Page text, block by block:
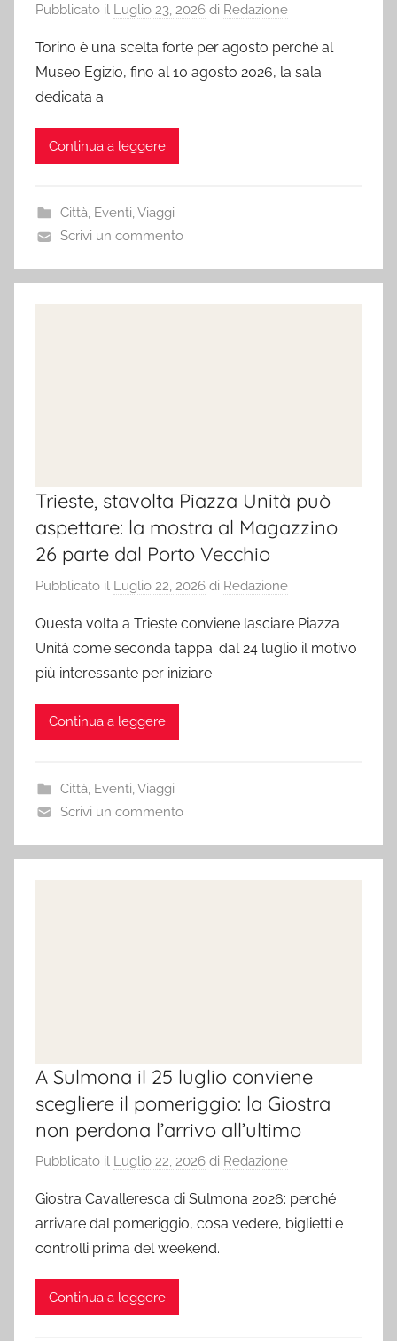
Pubblicato il Luglio 23, 2026 di Redazione
Torino è una scelta forte per agosto perché al
Museo Egizio, fino al 10 agosto 2026, la sala
dedicata a
Continua a leggere
Città, Eventi,Viaggi
Scrivi un commento
Trieste, stavolta Piazza Unità può
aspettare: la mostra al Magazzino
26 parte dal Porto Vecchio
Pubblicato il Luglio 22, 2026 di Redazione
Questa volta a Trieste conviene lasciare Piazza
Unità come seconda tappa: dal 24 luglio il motivo
più interessante per iniziare
Continua a leggere
Città, Eventi,Viaggi
Scrivi un commento
A Sulmona il 25 luglio conviene
scegliere il pomeriggio: la Giostra
non perdona l’arrivo all’ultimo
Pubblicato il Luglio 22, 2026 di Redazione
Giostra Cavalleresca di Sulmona 2026: perché
arrivare dal pomeriggio, cosa vedere, biglietti e
controlli prima del weekend.
Continua a leggere